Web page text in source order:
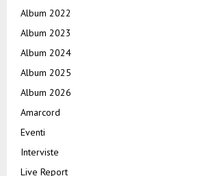
Album 2022
Album 2023
Album 2024
Album 2025
Album 2026
Amarcord
Eventi
Interviste
Live Report